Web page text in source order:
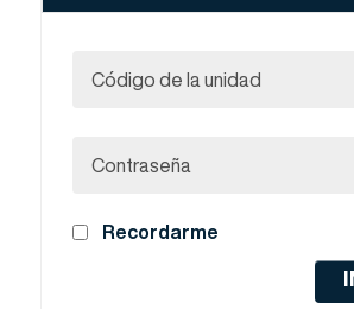
Código de la unidad
Contraseña
Recordarme